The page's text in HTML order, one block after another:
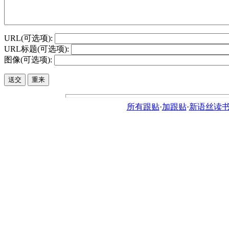
URL(可选项):
URL标题(可选项):
图像(可选项):
所有跟贴·加跟贴·新语丝读